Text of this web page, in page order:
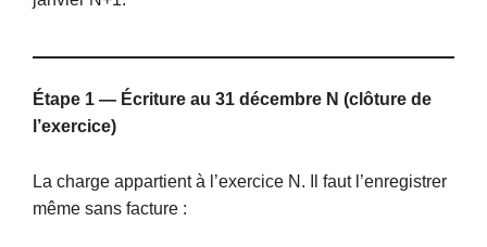
Étape 1 — Écriture au 31 décembre N (clôture de
l’exercice)
La charge appartient à l’exercice N. Il faut l’enregistrer
même sans facture :